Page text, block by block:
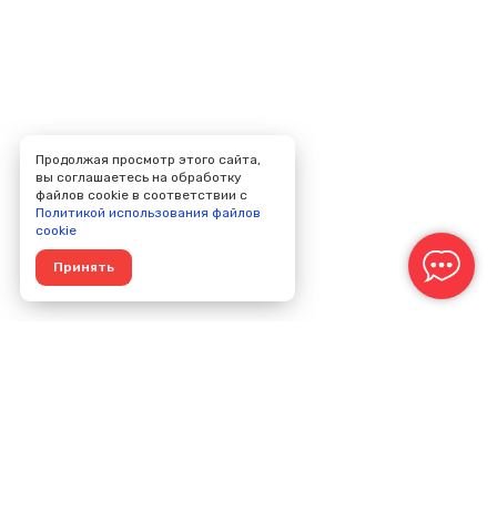
Продолжая просмотр этого сайта,
вы соглашаетесь на обработку
файлов cookie в соответствии с
Политикой использования файлов
cookie
Принять